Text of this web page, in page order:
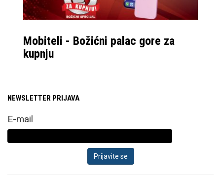
Mobiteli - Božićni palac gore za
kupnju
NEWSLETTER PRIJAVA
E-mail